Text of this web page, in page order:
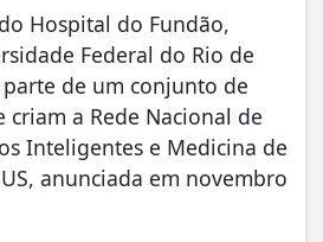
Hospital do Fundão,
Federal do Rio de
parte de um conjunto de
a Rede Nacional de
Inteligentes e Medicina de
anunciada em novembro